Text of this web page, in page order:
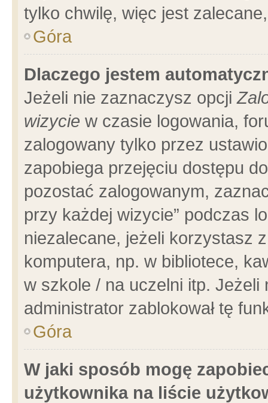
tylko chwilę, więc jest
Góra
Dlaczego jestem
Jeżeli nie zaznaczysz opcji
wizycie w czasie logowania,
zalogowany tylko przez
zapobiega przejęciu dostępu
pozostać zalogowanym,
przy każdej wizycie” podczas
niezalecane, jeżeli korzystasz
komputera, np. w bibliotece,
w szkole / na uczelni itp.
administrator zablokował tę
Góra
W jaki sposób mogę
użytkownika na liście